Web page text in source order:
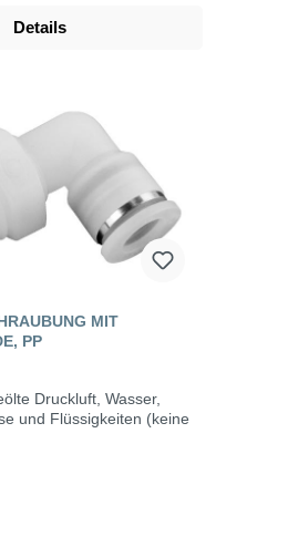
Details
MIT
PP
Druckluft, Wasser,
und Flüssigkeiten (keine